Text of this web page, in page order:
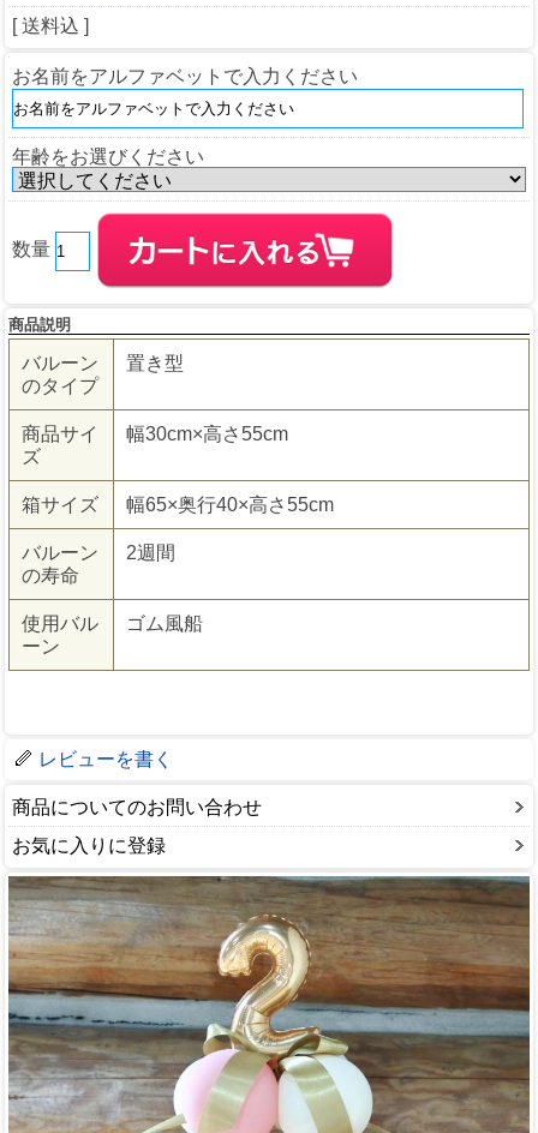
[ 送料込 ]
お名前をアルファベットで入力ください
年齢をお選びください
数量
商品説明
バルーン
のタイプ
置き型
商品サイ
ズ
幅30cm×高さ55cm
箱サイズ 幅65×奥行40×高さ55cm
バルーン
の寿命
2週間
使用バル
ーン
ゴム風船
レビューを書く
商品についてのお問い合わせ
お気に入りに登録